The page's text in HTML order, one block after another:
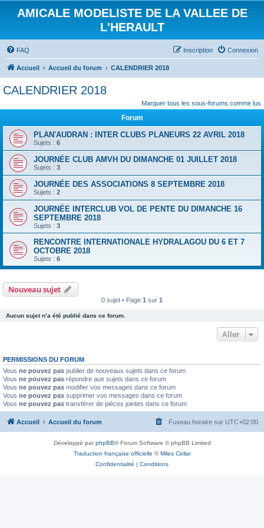
AMICALE MODELISTE DE LA VALLEE DE
L'HERAULT
FAQ Connexion
Inscription
Accueil Accueil du forum CALENDRIER 2018
CALENDRIER 2018
Marquer tous les sous-forums comme lus
Forum
PLAN'AUDRAN : INTER CLUBS PLANEURS 22 AVRIL 2018
Sujets : 6
JOURNÉE CLUB AMVH DU DIMANCHE 01 JUILLET 2018
Sujets : 3
JOURNÉE DES ASSOCIATIONS 8 SEPTEMBRE 2018
Sujets : 2
JOURNÉE INTERCLUB VOL DE PENTE DU DIMANCHE 16
SEPTEMBRE 2018
Sujets : 3
RENCONTRE INTERNATIONALE HYDRALAGOU DU 6 ET 7
OCTOBRE 2018
Sujets : 6
Nouveau sujet
0 sujet • Page 1 sur 1
Aucun sujet n’a été publié dans ce forum.
Aller
PERMISSIONS DU FORUM
Vous ne pouvez pas publier de nouveaux sujets dans ce forum
Vous ne pouvez pas répondre aux sujets dans ce forum
Vous ne pouvez pas modifier vos messages dans ce forum
Vous ne pouvez pas supprimer vos messages dans ce forum
Vous ne pouvez pas transférer de pièces jointes dans ce forum
Accueil Accueil du forum Fuseau horaire sur UTC+02:00
Développé parphpBB® Forum Software © phpBB Limited
Traduction française officielle ©Miles Cellar
Confidentialité | Conditions